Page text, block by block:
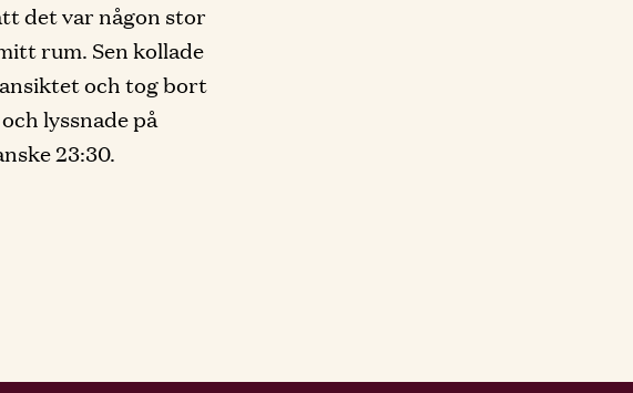
det var någon stor
rum. Sen kollade
och tog bort
lyssnade på
23:30.